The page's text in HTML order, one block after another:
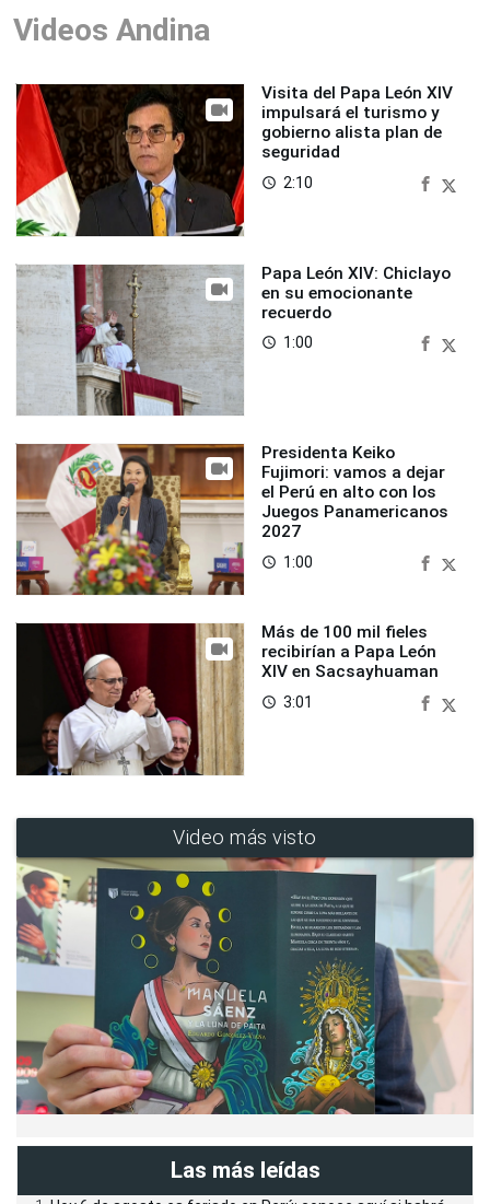
Videos Andina
Visita del Papa León XIV
impulsará el turismo y
gobierno alista plan de
seguridad
access_time 2:10
Papa León XIV: Chiclayo
en su emocionante
recuerdo
access_time 1:00
Presidenta Keiko
Fujimori: vamos a dejar
el Perú en alto con los
Juegos Panamericanos
2027
access_time 1:00
Más de 100 mil fieles
recibirían a Papa León
XIV en Sacsayhuaman
access_time 3:01
Video más visto
Las más leídas